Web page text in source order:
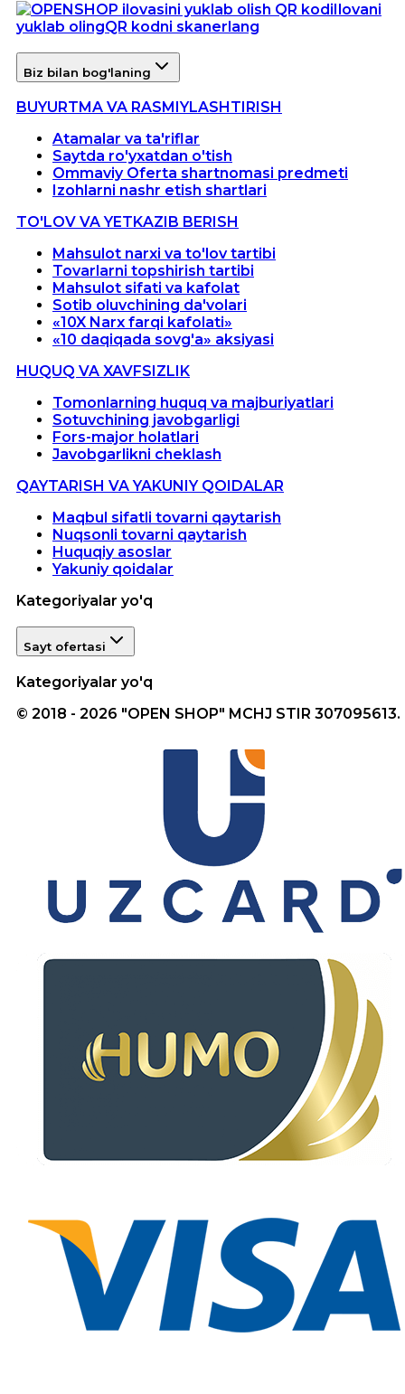
Ilovani
yuklab olingQR kodni skanerlang
Biz bilan bog'laning
BUYURTMA VA RASMIYLASHTIRISH
Atamalar va ta'riflar
Saytda ro'yxatdan o'tish
Ommaviy Oferta shartnomasi predmeti
Izohlarni nashr etish shartlari
TO'LOV VA YETKAZIB BERISH
Mahsulot narxi va to'lov tartibi
Tovarlarni topshirish tartibi
Mahsulot sifati va kafolat
Sotib oluvchining da'volari
«10X Narx farqi kafolati»
«10 daqiqada sovg'a» aksiyasi
HUQUQ VA XAVFSIZLIK
Tomonlarning huquq va majburiyatlari
Sotuvchining javobgarligi
Fors-major holatlari
Javobgarlikni cheklash
QAYTARISH VA YAKUNIY QOIDALAR
Maqbul sifatli tovarni qaytarish
Nuqsonli tovarni qaytarish
Huquqiy asoslar
Yakuniy qoidalar
Kategoriyalar yo'q
Sayt ofertasi
Kategoriyalar yo'q
© 2018 - 2026 "OPEN SHOP" MCHJ STIR 307095613.